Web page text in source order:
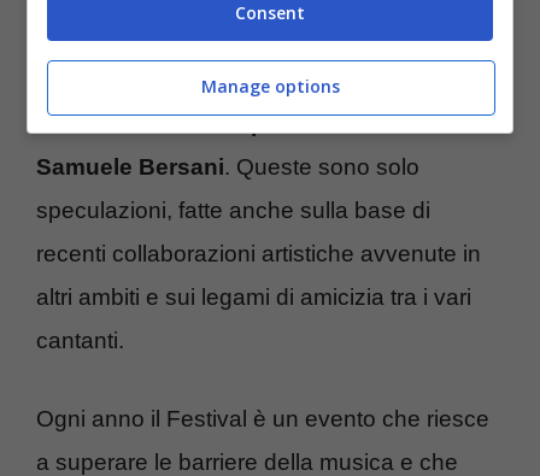
Invececon Loredana Bertè potrebbe
esibirsi Donatella Rettore, mentre
Fiorella Mannoia ci potrebbe essere
Samuele Bersani. Queste sono solo
speculazioni, fatte anche sulla base di
recenti collaborazioni artistiche avvenute in
altri ambiti e sui legami di amicizia tra i vari
cantanti.
Ogni anno il Festival è un evento che riesce
a superare le barriere della musica e che
Consent
Manage options